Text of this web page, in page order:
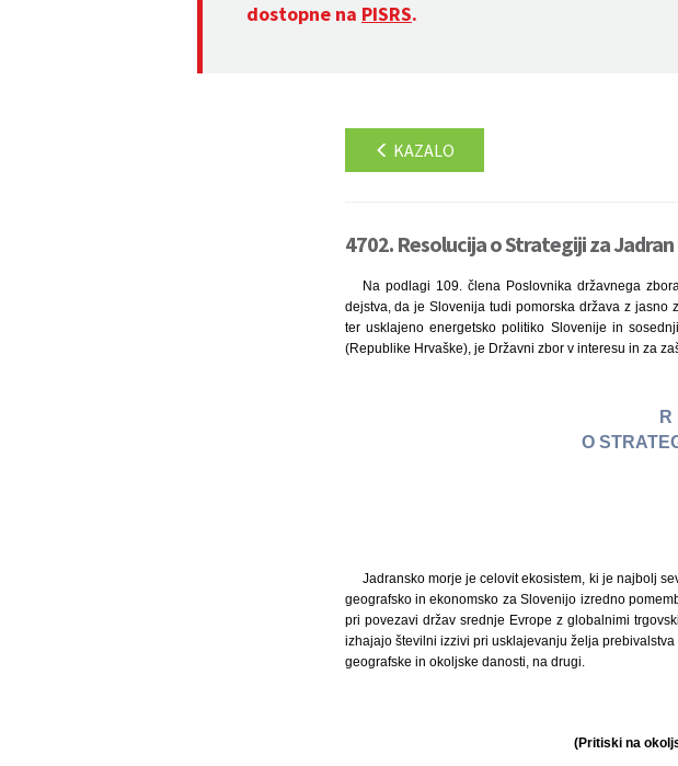
dostopne na PISRS.
KAZALO
4702. Resolucija o Strategiji za
Na podlagi 109. člena Poslovnika državnega
dejstva, da je Slovenija tudi pomorska država z jasno
ter usklajeno energetsko politiko Slovenije in
(Republike Hrvaške), je Državni zbor v interesu in za
R
O
Jadransko morje je celovit ekosistem, ki je najbolj
geografsko in ekonomsko za Slovenijo izredno
pri povezavi držav srednje Evrope z globalnimi
izhajajo številni izzivi pri usklajevanju želja
geografske in okoljske danosti, na drugi.
(Pritiski na